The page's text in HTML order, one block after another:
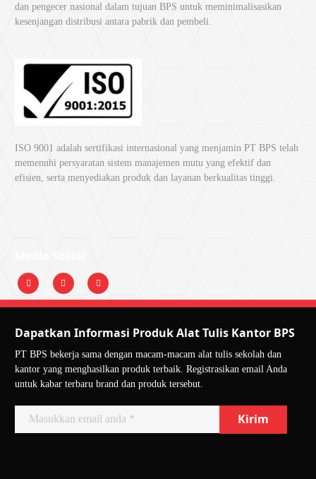
dan pengecer nasional dalam tujuan BPS untuk meminimalisasikan
kesenjangan distribusi antara pabrik dan pembeli.
ISO 9001 adalah sertifikasi internasional yang menjamin PT BPS telah
memenuhi persyaratan sistem manajemen mutu yang efektif dan
efisien, serta menyediakan produk dan layanan berkualitas tinggi.
Dapatkan Informasi Produk Alat Tulis Kantor BPS
PT BPS bekerja sama dengan macam-macam alat tulis sekolah dan
kantor yang menghasilkan produk terbaik. Registrasikan email Anda
untuk kabar terbaru brand dan produk tersebut.